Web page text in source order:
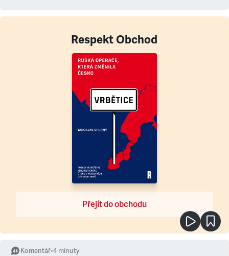
Respekt Obchod
Přejít do obchodu
Komentář•4 minuty